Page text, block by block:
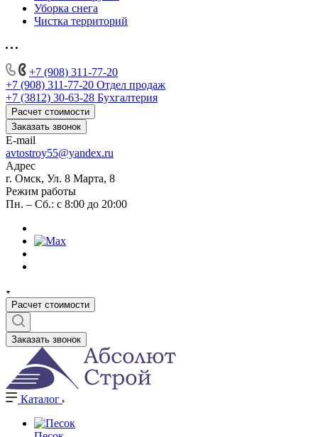
Уборка снега
Чистка территорий
+7 (908) 311-77-20
+7 (908) 311-77-20 Отдел продаж
+7 (3812) 30-63-28 Бухгалтерия
Расчет стоимости
Заказать звонок
E-mail
avtostroy55@yandex.ru
Адрес
г. Омск, Ул. 8 Марта, 8
Режим работы
Пн. – Сб.: с 8:00 до 20:00
Расчет стоимости
Заказать звонок
Каталог